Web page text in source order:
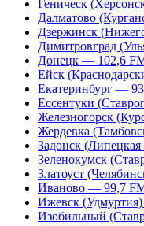
Геническ
Далматово
Дзержинск
Димитровград
Донецк — 102,6
Ейск
Екатеринбург —
Ессентуки
Железногорск
Жердевка
Задонск
Зеленокумск
Златоуст
Иваново — 99,7
Ижевск
Изобильный